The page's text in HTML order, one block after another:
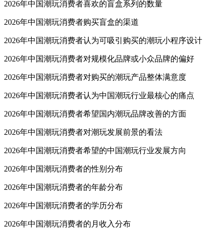
2026年中国潮玩消费者喜欢的盲盒系列的数量
2026年中国潮玩消费者购买盲盒的渠道
2026年中国潮玩消费者认为可吸引购买的潮玩小程序设计
2026年中国潮玩消费者对规模化品牌或小众品牌的偏好
2026年中国潮玩消费者对购买的潮玩产品整体满意度
2026年中国潮玩消费者认为中国潮玩行业最核心的痛点
2026年中国潮玩消费者希望国内潮玩品牌改善的方面
2026年中国潮玩消费者对潮玩发展前景的看法
2026年中国潮玩消费者希望的中国潮玩行业发展方向
2026年中国潮玩消费者的性别分布
2026年中国潮玩消费者的年龄分布
2026年中国潮玩消费者的学历分布
2026年中国潮玩消费者的月收入分布